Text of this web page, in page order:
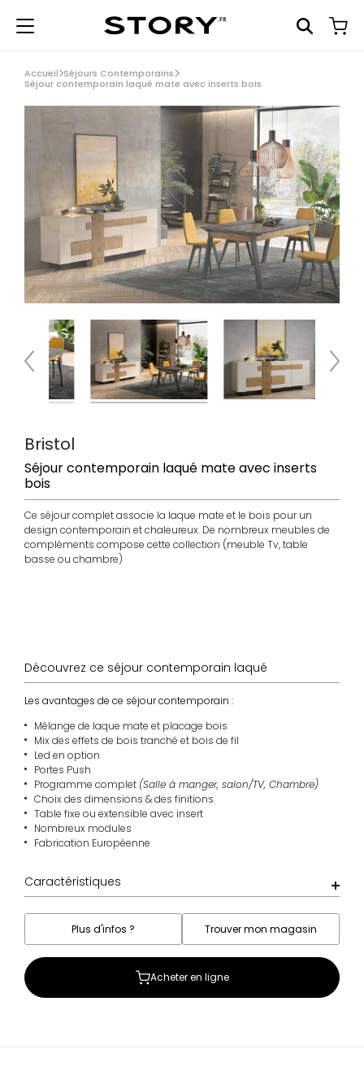
Accueil Séjours Contemporains
Séjour contemporain laqué mate avec inserts bois
Bristol
Séjour contemporain laqué mate avec inserts
bois
Ce séjour complet associe la laque mate et le bois pour un
design contemporain et chaleureux. De nombreux meubles de
compléments compose cette collection (meuble Tv, table
basse ou chambre)
Découvrez ce séjour contemporain laqué
Les avantages de ce séjour contemporain :
Mélange de laque mate et placage bois
Mix des effets de bois tranché et bois de fil
Led en option
Portes Push
Programme complet (Salle à manger, salon/TV, Chambre)
Choix des dimensions & des finitions
Table fixe ou extensible avec insert
Nombreux modules
Fabrication Européenne
Caractéristiques
Plus d'infos ? Trouver mon magasin
Acheter en ligne